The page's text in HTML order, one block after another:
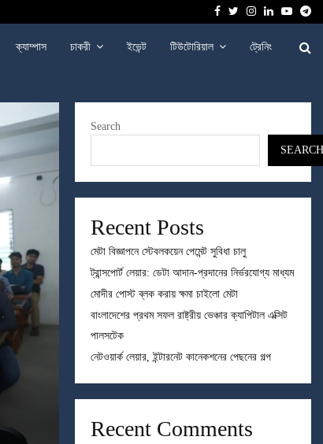
FacebookTwitter
Instagram
Linkedin
ক্যাম্পাস চাকরী ইভেন্ট টিউটোরিয়াল ট্রেনিং
Search
SEARCH
Recent Posts
মেটা বিজ্ঞাপনে স্টেবলকয়েন পেমেন্ট সুবিধা চালু
ট্রান্সপোর্ট লেয়ার: ডেটা আদান-প্রদানের নির্ভরযোগ্য মাধ্যম
মোদীর পোস্ট ব্লক করায় ক্ষমা চাইলো মেটা
বাংলাদেশের প্রথম সফল রাষ্ট্রীয় ভেঞ্চার ক্যাপিটাল এক্সিট
পালসটেক
নেটওয়ার্ক লেয়ার, ইন্টারনেট কানেকশনের পেছনের গল্প
Recent Comments